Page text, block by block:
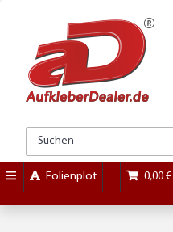
Folienplot 0,00 €